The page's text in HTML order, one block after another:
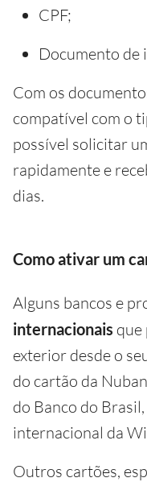
CPF;
Documento de
Com os
compatível com o
possível solicitar
rapidamente e
dias.
Como ativar um
Alguns bancos e
internacionais que
exterior desde o
do cartão da
do Banco do
internacional da
Outros cartões,